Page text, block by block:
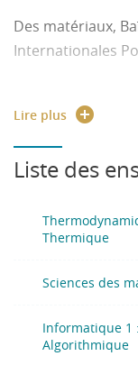
Des matériaux,
Internationales
Dupeux M.,
http://
Lire plus
Liste des
Thermique
Sciences des
Informatique 1 :
Algorithmique